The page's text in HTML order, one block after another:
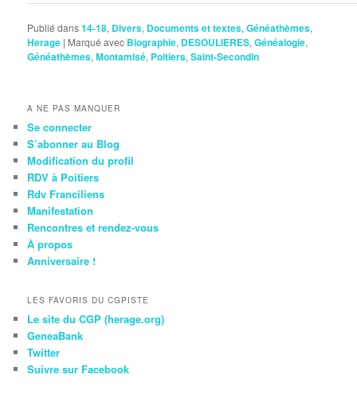
Publié dans14-18, Divers, Documents et textes,Généathèmes,
Herage | Marqué avec Biographie, DESOULIERES,Généalogie,
Généathèmes,Montamisé, Poitiers,Saint-Secondin
A NE PAS MANQUER
Se connecter
S’abonner au Blog
Modification du profil
RDV à Poitiers
Rdv Franciliens
Manifestation
Rencontres et rendez-vous
À propos
Anniversaire !
LES FAVORIS DU CGPISTE
Le site du CGP (herage.org)
GeneaBank
Twitter
Suivre sur Facebook